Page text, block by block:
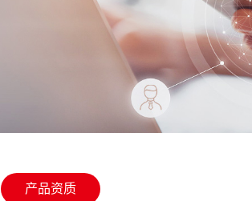
产品资质